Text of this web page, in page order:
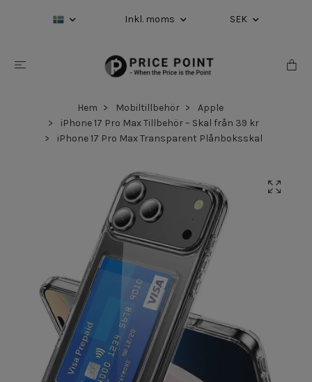
Inkl. moms SEK
Hem Mobiltillbehör
Apple
iPhone 17 Pro Max Tillbehör – Skal från 39 kr
iPhone 17 Pro Max Transparent Plånboksskal